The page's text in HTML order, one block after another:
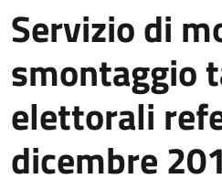
Servizio di
smontaggio
elettorali
dicembre